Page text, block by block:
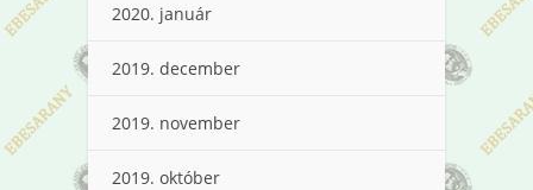
2020. január
2019. december
2019. november
2019. október